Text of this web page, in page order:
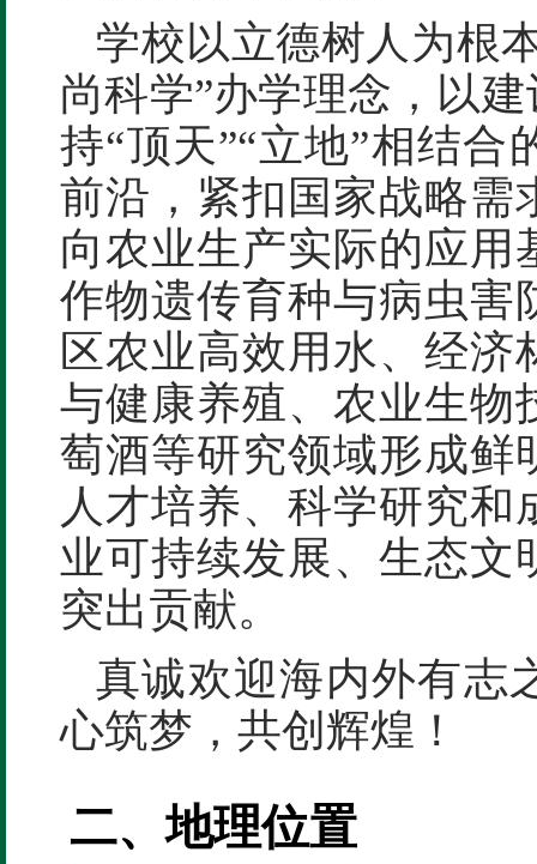
学校以立德树人为根
尚科学”办学理念，以
持“顶天”“立地”相结
前沿，紧扣国家战略需
向农业生产实际的应用
作物遗传育种与病虫害
区农业高效用水、经
与健康养殖、农业生物
萄酒等研究领域形成鲜
人才培养、科学研究
业可持续发展、生态文
突出贡献。
真诚欢迎海内外有志
心筑梦，共创辉煌！
二、地理位置